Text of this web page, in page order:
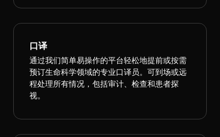
口译
通过我们简单易操作的平台轻松地提前或按需
预订生命科学领域的专业口译员。可到场或远
程处理所有情况，包括审计、检查和患者探
视。